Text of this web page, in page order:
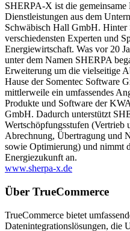
SHERPA-X ist die
Dienstleistungen aus dem
Schwäbisch Hall GmbH.
verschiedensten Experten und
Energiewirtschaft. Was vor 20
unter dem Namen SHERPA
Erweiterung um die vielseitige
Hause der Somentec Software
mittlerweile ein umfassendes
Produkte und Software der
GmbH. Dadurch unterstützt
Wertschöpfungsstufen (Vertrieb
Abrechnung, Übertragung und
sowie Optimierung) und nimmt
Energiezukunft an.
www.sherpa-x.de
Über TrueCommerce
TrueCommerce bietet
Datenintegrationslösungen, die